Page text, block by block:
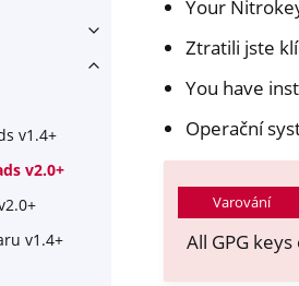
Toggle navigation of
Toggle navigation of Heads
v1.4+
v2.0+
v1.4+
Your
Ztratili jste
You have
Operační
Varování
All GPG